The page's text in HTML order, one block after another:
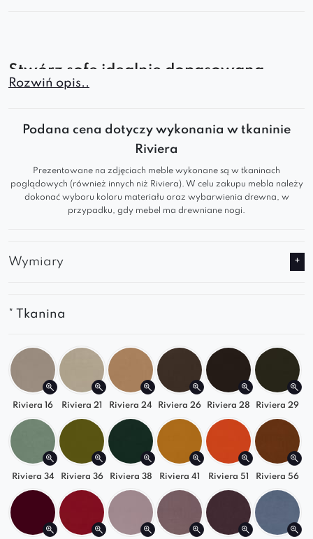
Stwórz sofę idealnie dopasowaną –
wybierz moduł prosty Quelle!
nowoczesnej sofy modułowej. Dzięki
minimalistycznej formie pozwala na dowolne
łączenie z innymi segmentami, tworząc stylową i
wygodną kanapę do salonu, biura lub
przestrzeni komercyjnej.
Komfort, który pokochasz
Dopasuj kolor do swojego wnętrza
klasycznych barw po modne kolory. Sprawdzi się
w aranżacjachnowoczesnych, loftowych i
japandi
Pełna swoboda konfiguracji
Rozwiń opis..
Podana cena dotyczy wykonania w tkaninie
Riviera
Prezentowane na zdjęciach meble wykonane są w tkaninach
poglądowych (również innych niż Riviera). W celu zakupu mebla należy
dokonać wyboru koloru materiału oraz wybarwienia drewna, w
przypadku, gdy mebel ma drewniane nogi.
Wymiary
* Tkanina
Riviera 16 Riviera 21 Riviera 24 Riviera 26 Riviera 28 Riviera 29
Riviera 34 Riviera 36 Riviera 38 Riviera 41 Riviera 51 Riviera 56